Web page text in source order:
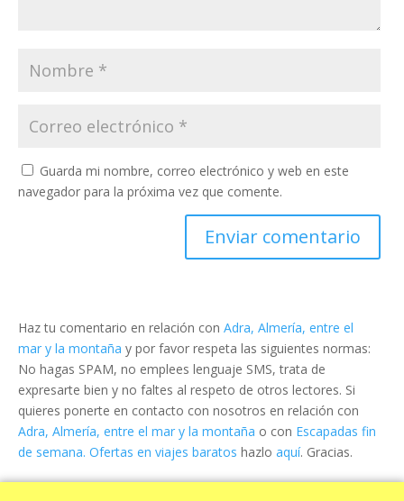
Guarda mi nombre, correo electrónico y web en este
navegador para la próxima vez que comente.
Haz tu comentario en relación con Adra, Almería, entre el
mar y la montaña y por favor respeta las siguientes normas:
No hagas SPAM, no emplees lenguaje SMS, trata de
expresarte bien y no faltes al respeto de otros lectores. Si
quieres ponerte en contacto con nosotros en relación con
Adra, Almería, entre el mar y la montaña o con Escapadas fin
de semana. Ofertas en viajes baratos hazlo aquí. Gracias.